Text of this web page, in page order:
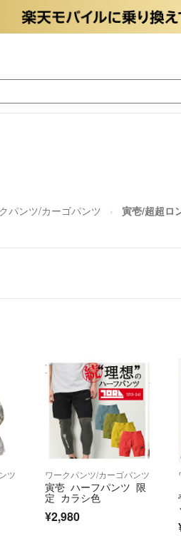
パンツ/カーゴパンツ 寅壱/超超ロ
ツ ワークパンツ/カーゴパンツ
寅壱 ハーフパンツ 限
定 カラシ色
¥2,980